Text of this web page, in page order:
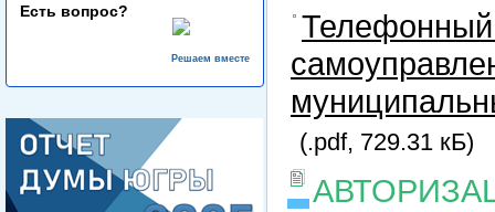
Есть вопрос?
Решаем вместе
Телефонный
(.pdf, 729.31 кБ)